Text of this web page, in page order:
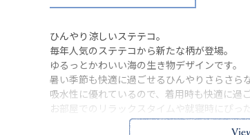
ひんやり涼しいステテコ。
毎年人気のステテコから新たな柄が登場。
ゆるっとかわいい海の生き物デザインです。
暑い季節も快適に過ごせるひんやりさらさら
吸水性に優れているので、着用時も快適に過ご
お部屋でのリラックスタイムや就寝時にぴっ
ユニセックスで使えるフリーサイズなので、